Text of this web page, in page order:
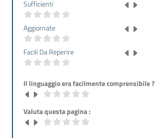
Sufficienti
Aggiornate
Facili Da Reperire
Il linguaggio era facilmente comprensibile ?
Valuta questa pagina :